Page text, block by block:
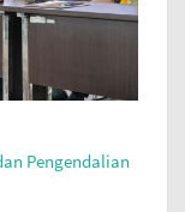
Pengendalian